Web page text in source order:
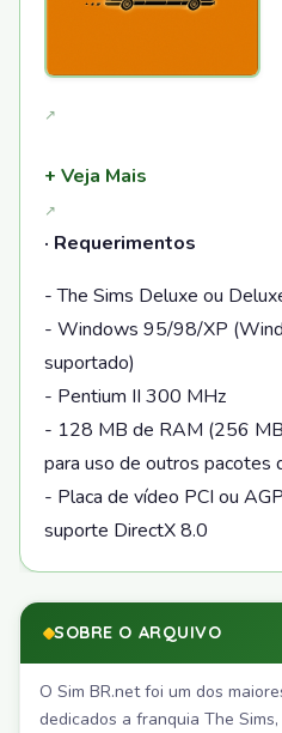
+ Veja Mais
· Requerimentos
- The Sims Deluxe ou
- Windows 95/98/XP
suportado)
- Pentium II 300 MHz
- 128 MB de RAM (256
para uso de outros pacotes
- Placa de vídeo PCI ou
suporte DirectX 8.0
SOBRE O ARQUIVO
O Sim BR.net foi um dos
dedicados a franquia The